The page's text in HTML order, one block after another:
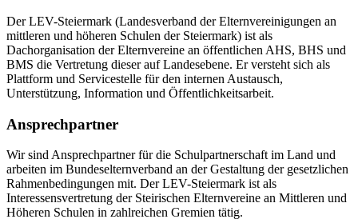
Der LEV-Steiermark (Landesverband der Elternvereinigungen an
mittleren und höheren Schulen der Steiermark) ist als
Dachorganisation der Elternvereine an öffentlichen AHS, BHS und
BMS die Vertretung dieser auf Landesebene. Er versteht sich als
Plattform und Servicestelle für den internen Austausch,
Unterstützung, Information und Öffentlichkeitsarbeit.
Ansprechpartner
Wir sind Ansprechpartner für die Schulpartnerschaft im Land und
arbeiten im Bundeselternverband an der Gestaltung der gesetzlichen
Rahmenbedingungen mit. Der LEV-Steiermark ist als
Interessensvertretung der Steirischen Elternvereine an Mittleren und
Höheren Schulen in zahlreichen Gremien tätig.